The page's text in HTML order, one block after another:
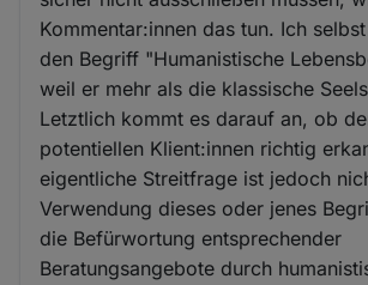
Kommentar:innen das tun. Ich
den Begriff "Humanistische
weil er mehr als die klassische
Letztlich kommt es darauf an, ob
potentiellen Klient:innen richtig
eigentliche Streitfrage ist jedoch
Verwendung dieses oder jenes
die Befürwortung entsprechender
Beratungsangebote durch